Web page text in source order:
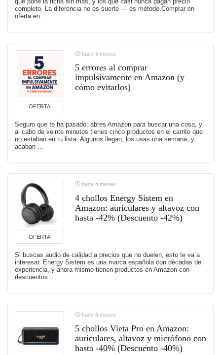
completo. La diferencia no es suerte — es método.Comprar en
oferta en ...
OFERTA
hace 3 meses
5 errores al comprar
impulsivamente en Amazon (y
cómo evitarlos)
Seguro que te ha pasado: abres Amazon para buscar una cosa, y
al cabo de veinte minutos tienes cinco productos en el carrito que
no estaban en tu lista. Algunos llegan, los usas una semana, y
acaban ...
OFERTA
hace 4 meses
4 chollos Energy Sistem en
Amazon: auriculares y altavoz con
hasta -42% (Descuento -42%)
Si buscas audio de calidad a precios que no duelen, esto te va a
interesar. Energy Sistem es una marca española con décadas de
experiencia, y ahora mismo tienen productos en Amazon con
descuentos ...
hace 4 meses
5 chollos Vieta Pro en Amazon:
auriculares, altavoz y micrófono con
hasta -40% (Descuento -40%)